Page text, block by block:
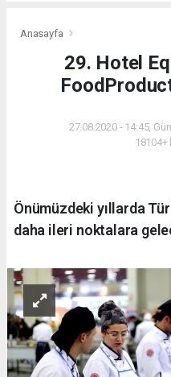
Anasayfa
29. Hotel
27.08.2020 - 14:45,
18104+
Önümüzdeki yıllarda
daha ileri noktalara